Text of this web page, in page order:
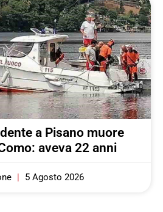
a Pisano muore
aveva 22 anni
5 Agosto 2026